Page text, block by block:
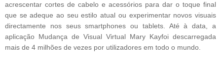
acrescentar cortes de cabelo e acessórios para dar o toque final
que se adeque ao seu estilo atual ou experimentar novos visuais
directamente nos seus smartphones ou tablets. Até à data, a
aplicação Mudança de Visual Virtual Mary Kayfoi descarregada
mais de 4 milhões de vezes por utilizadores em todo o mundo.